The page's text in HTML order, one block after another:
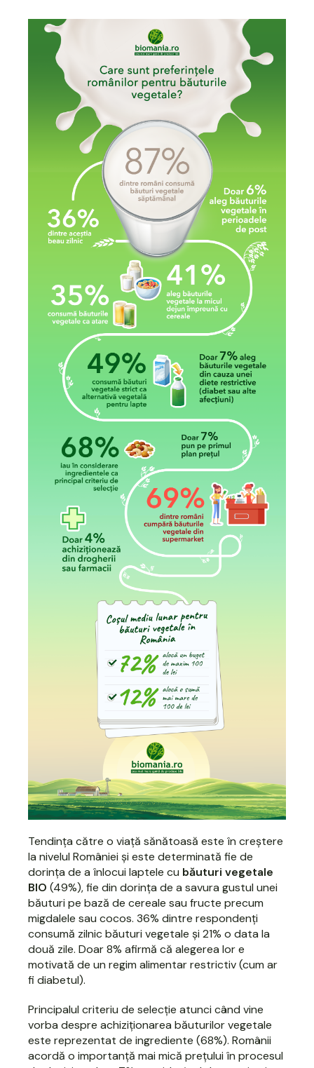
Tendința către o viață sănătoasă este în creștere
la nivelul României și este determinată fie de
dorința de a înlocui laptele cu băuturi vegetale
BIO (49%), fie din dorința de a savura gustul unei
băuturi pe bază de cereale sau fructe precum
migdalele sau cocos. 36% dintre respondenți
consumă zilnic băuturi vegetale și 21% o data la
două zile. Doar 8% afirmă că alegerea lor e
motivată de un regim alimentar restrictiv (cum ar
fi diabetul).
Principalul criteriu de selecție atunci când vine
vorba despre achiziționarea băuturilor vegetale
este reprezentat de ingrediente (68%). Românii
acordă o importanță mai mică prețului în procesul